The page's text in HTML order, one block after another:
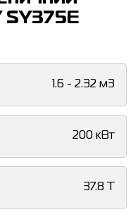
SY375E
1.6 - 2.32 м3
200 кВт
37.8 Т